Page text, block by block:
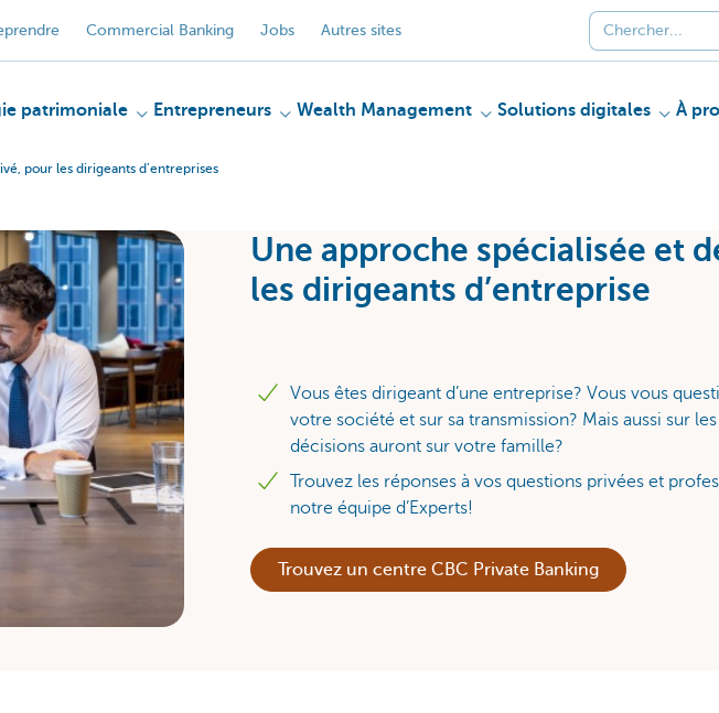
Commercial Banking Jobs Autres sites
patrimoniale Entrepreneurs Wealth Management Solutions digitales À
pour les dirigeants d’entreprises
Une approche spécialisée et
les dirigeants d’entreprise
Vous êtes dirigeant d’une entreprise? Vous vous
votre société et sur sa transmission? Mais aussi sur
décisions auront sur votre famille?
Trouvez les réponses à vos questions privées et
notre équipe d’Experts!
Trouvez un centre CBC Private Banking